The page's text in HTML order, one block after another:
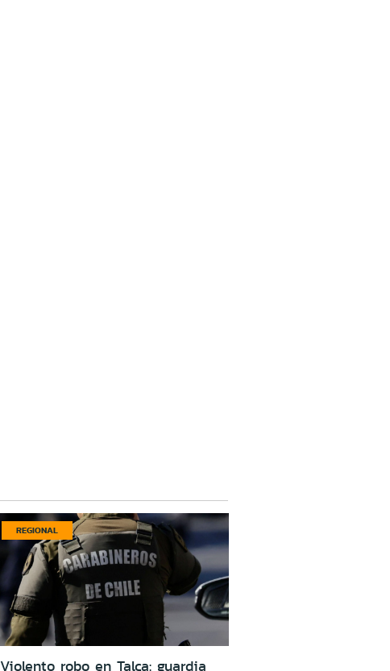
REGIONAL
Violento robo en Talca: guardia